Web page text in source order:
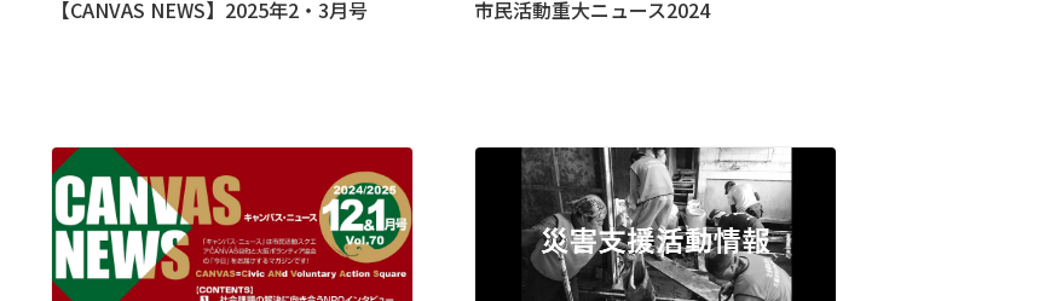
【CANVAS NEWS】2025年2・3月号 市民活動重大ニュース2024